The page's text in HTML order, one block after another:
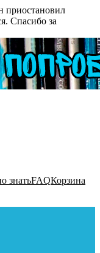
приостановил
Спасибо за
знатьFAQКорзина